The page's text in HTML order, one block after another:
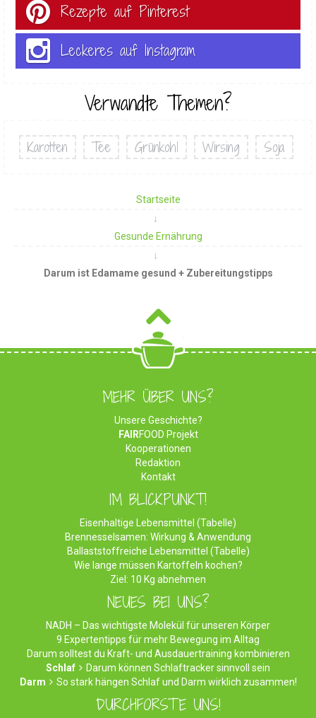
Rezepte auf Pinterest
Leckeres auf Instagram
Verwandte Themen?
Karotten Tee Grünkohl Wirsing Soja
Startseite
Gesunde Ernährung
Darum ist Edamame gesund + Zubereitungstipps
MEHR ÜBER UNS?
Unsere Geschichte?
FAIRFOOD Projekt
Kooperationen
Redaktion
Kontakt
IM BLICKPUNKT!
Eisenhaltige Lebensmittel (Tabelle)
Brennesselsamen: Wirkung & Anwendung
Ballaststoffreiche Lebensmittel (Tabelle)
Wie lange müssen Kartoffeln kochen?
Ziel: 10 Kg abnehmen
NEUES BEI UNS?
NADH – Das wichtigste Molekül für unseren Körper
9 Expertentipps für mehr Bewegung im Alltag
Darum solltest du Kraft- und Ausdauertraining kombinieren
Schlaf
Darum können Schlaftracker sinnvoll sein
Darm
So stark hängen Schlaf und Darm wirklich zusammen!
DURCHFORSTE UNS!